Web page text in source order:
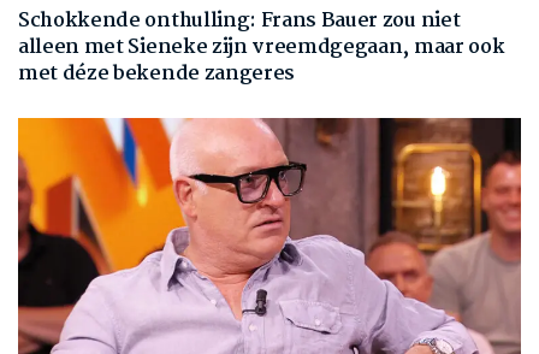
Schokkende onthulling: Frans Bauer zou niet
alleen met Sieneke zijn vreemdgegaan, maar ook
met déze bekende zangeres